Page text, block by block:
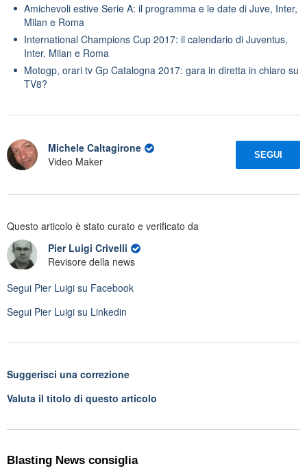
Amichevoli estive Serie A: il programma e le date di Juve, Inter,
Milan e Roma
International Champions Cup 2017: il calendario di Juventus,
Inter, Milan e Roma
Motogp, orari tv Gp Catalogna 2017: gara in diretta in chiaro su
TV8?
Michele Caltagirone
Video Maker
SEGUI
Questo articolo è stato curato e verificato da
Pier Luigi Crivelli
Revisore della news
Segui Pier Luigi su Facebook
Segui Pier Luigi su Linkedin
Suggerisci una correzione
Valuta il titolo di questo articolo
Blasting News consiglia